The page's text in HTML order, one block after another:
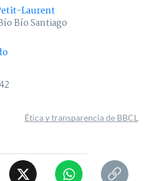
Laurent
Bío Santiago
Ética y transparencia de BBCL